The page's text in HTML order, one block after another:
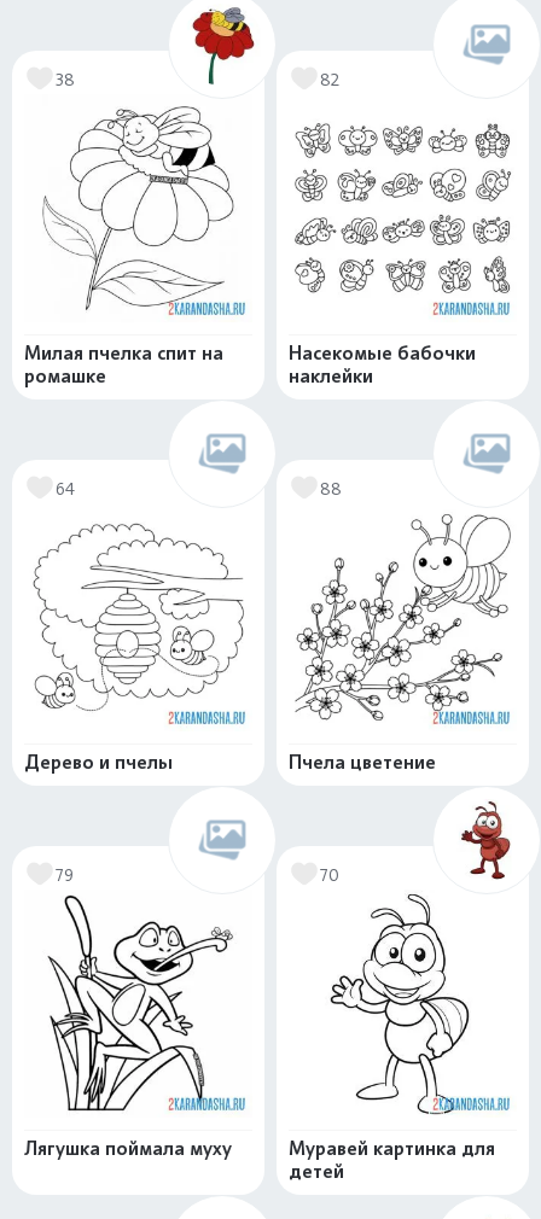
38
Милая пчелка спит на
ромашке
82
Насекомые бабочки
наклейки
64
Дерево и пчелы
88
Пчела цветение
79
Лягушка поймала муху
70
Муравей картинка для
детей